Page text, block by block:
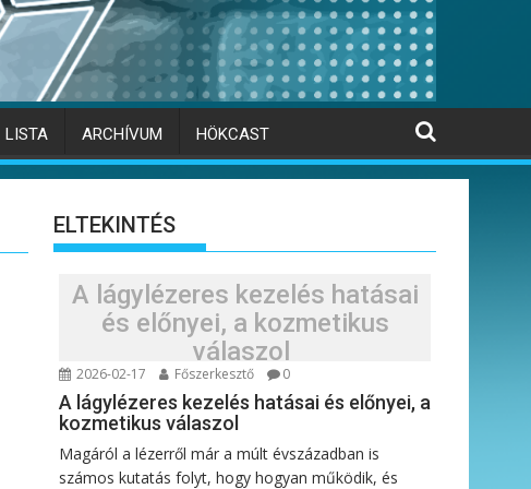
LISTA ARCHÍVUM HÖKCAST
ELTEKINTÉS
A lágylézeres kezelés hatásai
és előnyei, a kozmetikus
válaszol
2026-02-17 Főszerkesztő 0
A lágylézeres kezelés hatásai és előnyei, a
kozmetikus válaszol
Magáról a lézerről már a múlt évszázadban is
számos kutatás folyt, hogy hogyan működik, és